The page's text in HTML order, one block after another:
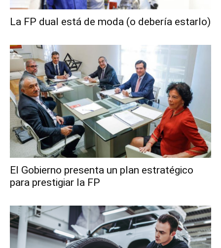
La FP dual está de moda (o debería estarlo)
El Gobierno presenta un plan estratégico
para prestigiar la FP